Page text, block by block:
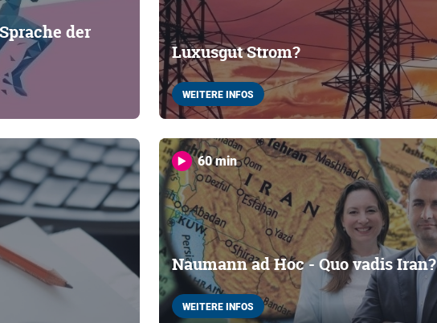
der
Luxusgut Strom?
WEITERE INFOS
60 min
Naumann ad Hoc - Quo vadis Iran?
WEITERE INFOS